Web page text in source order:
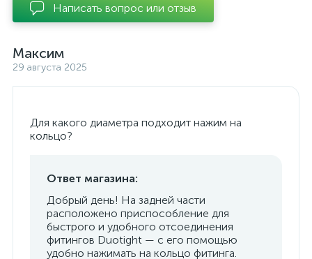
Написать вопрос или отзыв
Максим
29 августа 2025
Для какого диаметра подходит нажим на
кольцо?
Ответ магазина:
Добрый день! На задней части
расположено приспособление для
быстрого и удобного отсоединения
фитингов Duotight — с его помощью
удобно нажимать на кольцо фитинга.